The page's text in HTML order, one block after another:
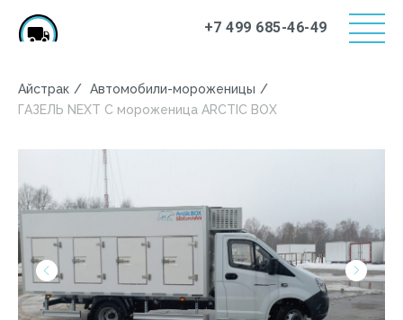
+7 499 685-46-49
Айстрак / Автомобили-мороженицы /
ГАЗЕЛЬ NEXT C мороженица ARCTIC BOX